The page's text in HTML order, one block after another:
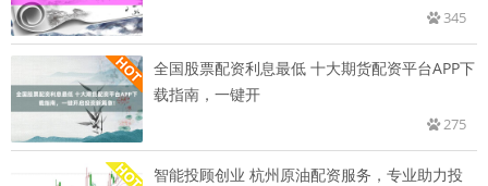
345
全国股票配资利息最低 十大期货配资平台APP下
载指南，一键开
275
智能投顾创业 杭州原油配资服务，专业助力投